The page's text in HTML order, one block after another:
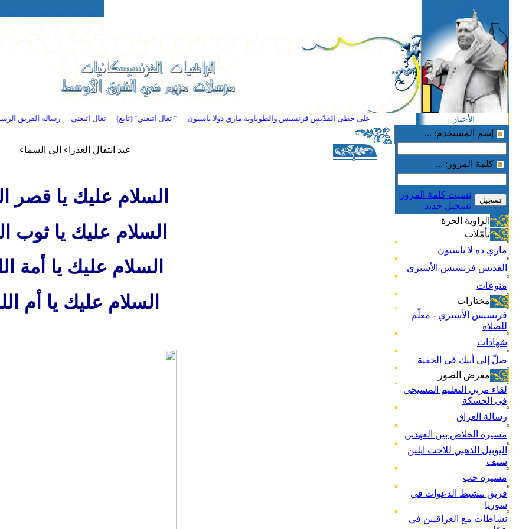
على خطى القدّيس فرنسيس والطوباوية ماري دولا باسيون " تعال اتبعني" (تابع) تعال اتبعني رسالة الفريق
عيد انتقال العذراء الى السماء
السلام عليك يا قصر
السلام عليك يا ثوب
السلام عليك يا أمة
السلام عليك يا أم
إسم المستخدم: ...
كلمة المرور: ...
نسيت كلمة المرور
تسجيل جديد
الزاوية الحرة
تأمّلات
ماري ده لا باسيون
القديس فرنسيس الأسيزي
منوعات
مختارات
فرنسيس الأسيزي - معلّم
للصلاة
شهادات
صلّ إلى أبيك في الخفية
معرض الصور
لقاء مربي التعليم المسيحي
في الحسكة
رسالة العراق
مسيرة الخلاص بين العهدين
اليوبيل الذهبي للأخت ايلين
سيف
مسيرة حب
فريق تنشيط الدعوات في
سوريا
نشاطات مع العراقيين في